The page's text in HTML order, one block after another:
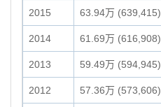
2015 63.94万 (639,415)
2014 61.69万 (616,908)
2013 59.49万 (594,945)
2012 57.36万 (573,606)